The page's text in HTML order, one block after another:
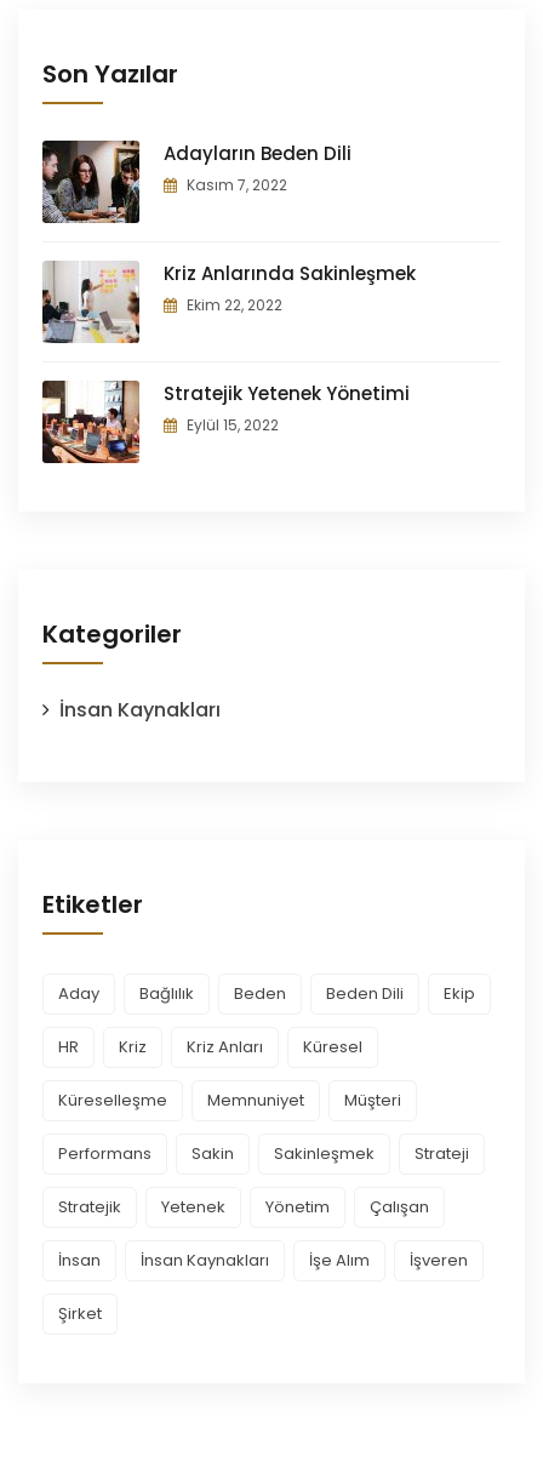
Son Yazılar
Adayların Beden Dili
Kasım 7, 2022
Kriz Anlarında Sakinleşmek
Ekim 22, 2022
Stratejik Yetenek Yönetimi
Eylül 15, 2022
Kategoriler
İnsan Kaynakları
Etiketler
Aday Bağlılık Beden Beden Dili Ekip
HR Kriz Kriz Anları Küresel
Küreselleşme Memnuniyet Müşteri
Performans Sakin Sakinleşmek Strateji
Stratejik Yetenek Yönetim Çalışan
İnsan İnsan Kaynakları İşe Alım İşveren
Şirket